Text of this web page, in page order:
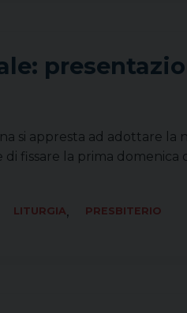
si appresta ad adottare
fissare la prima
LITURGIA,
PRESBITERIO